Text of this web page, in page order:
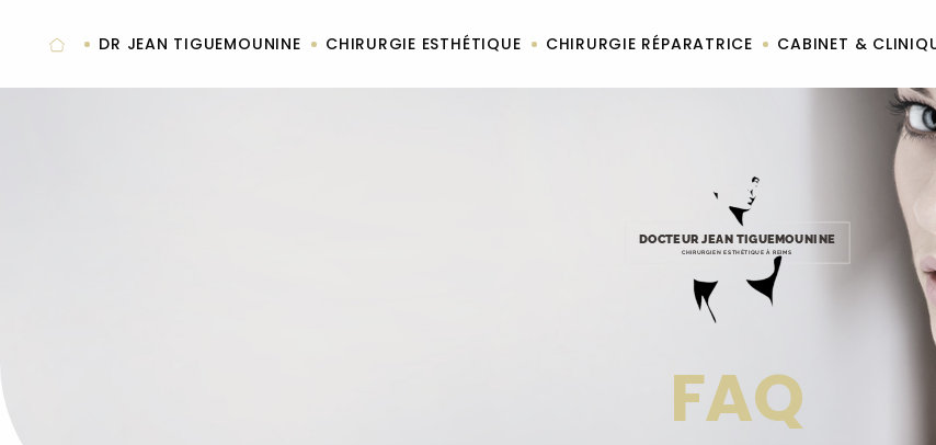
DR JEAN TIGUEMOUNINE CHIRURGIE ESTHÉTIQUE CHIRURGIE RÉPARATRICE CABINET &
DOCTEUR JEAN TIGUEMOUNINE
CHIRURGIEN ESTHÉTIQUE À REIMS
FAQ